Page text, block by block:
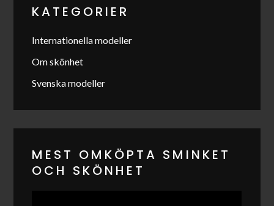
KATEGORIER
Internationella modeller
Om skönhet
Svenska modeller
MEST OMKÖPTA SMINKET
OCH SKÖNHET